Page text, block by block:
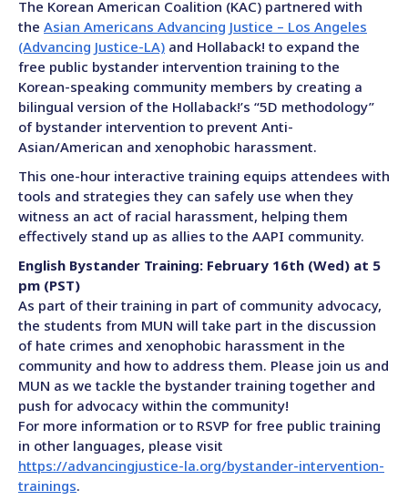
The Korean American Coalition (KAC) partnered with
the Asian Americans Advancing Justice – Los Angeles
(Advancing Justice-LA) and Hollaback! to expand the
free public bystander intervention training to the
Korean-speaking community members by creating a
bilingual version of the Hollaback!’s “5D methodology”
of bystander intervention to prevent Anti-
Asian/American and xenophobic harassment.
This one-hour interactive training equips attendees with
tools and strategies they can safely use when they
witness an act of racial harassment, helping them
effectively stand up as allies to the AAPI community.
English Bystander Training: February 16th (Wed) at 5
pm (PST)
As part of their training in part of community advocacy,
the students from MUN will take part in the discussion
of hate crimes and xenophobic harassment in the
community and how to address them. Please join us and
MUN as we tackle the bystander training together and
push for advocacy within the community!
For more information or to RSVP for free public training
in other languages, please visit
https://advancingjustice-la.org/bystander-intervention-
trainings.